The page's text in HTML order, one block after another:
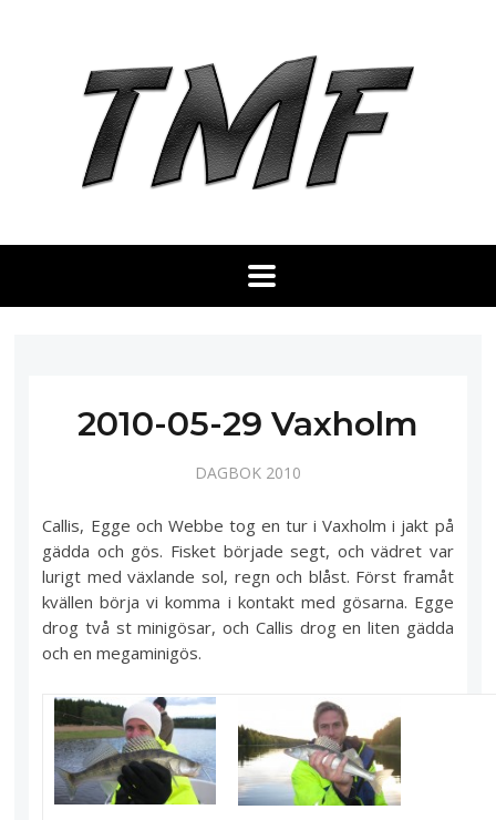
2010-05-29 Vaxholm
DAGBOK 2010
Callis, Egge och Webbe tog en tur i Vaxholm i jakt på
gädda och gös. Fisket började segt, och vädret var
lurigt med växlande sol, regn och blåst. Först framåt
kvällen börja vi komma i kontakt med gösarna. Egge
drog två st minigösar, och Callis drog en liten gädda
och en megaminigös.